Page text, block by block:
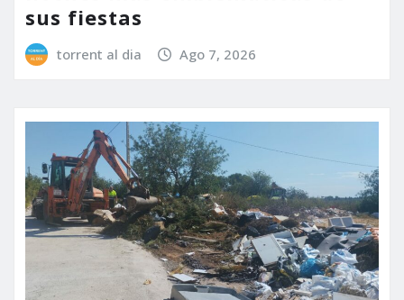
sus fiestas
torrent al dia Ago 7, 2026